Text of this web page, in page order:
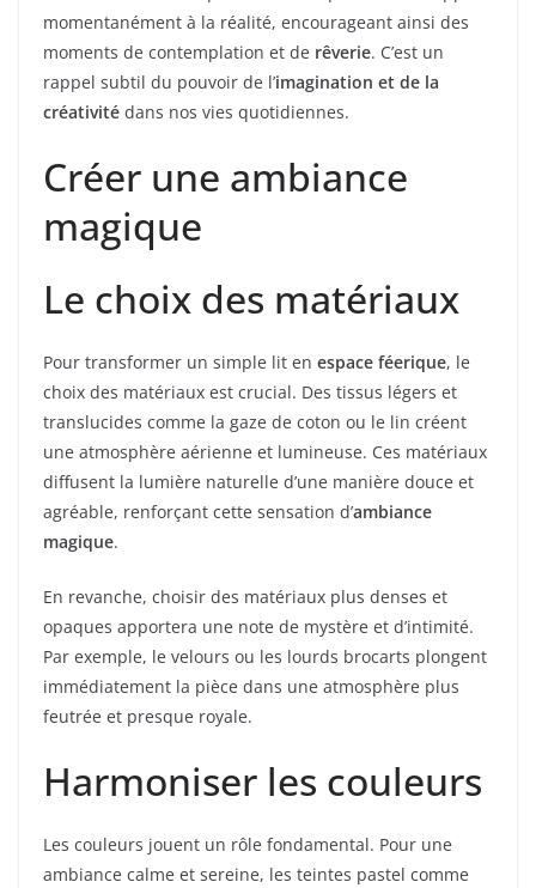
momentanément à la réalité, encourageant ainsi des
moments de contemplation et de rêverie. C’est un
rappel subtil du pouvoir de l’imagination et de la
créativité dans nos vies quotidiennes.
Créer une ambiance
magique
Le choix des matériaux
Pour transformer un simple lit en espace féerique, le
choix des matériaux est crucial. Des tissus légers et
translucides comme la gaze de coton ou le lin créent
une atmosphère aérienne et lumineuse. Ces matériaux
diffusent la lumière naturelle d’une manière douce et
agréable, renforçant cette sensation d’ambiance
magique.
En revanche, choisir des matériaux plus denses et
opaques apportera une note de mystère et d’intimité.
Par exemple, le velours ou les lourds brocarts plongent
immédiatement la pièce dans une atmosphère plus
feutrée et presque royale.
Harmoniser les couleurs
Les couleurs jouent un rôle fondamental. Pour une
ambiance calme et sereine, les teintes pastel comme